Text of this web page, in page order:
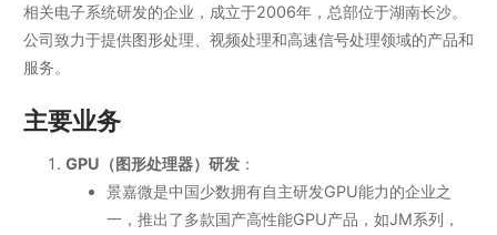
相关电子系统研发的企业，成立于2006年，总部位于湖南长沙。
公司致力于提供图形处理、视频处理和高速信号处理领域的产品和
服务。
主要业务
GPU（图形处理器）研发：
景嘉微是中国少数拥有自主研发GPU能力的企业之
一，推出了多款国产高性能GPU产品，如JM系列，